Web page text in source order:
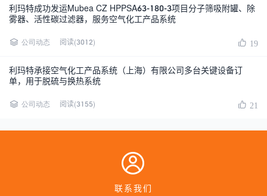
利玛特成功发运Mubea CZ HPPSA63-180-3项目分子筛吸附罐、除
雾器、活性碳过滤器，服务空气化工产品系统
公司动态 阅读(3012) 19
利玛特承接空气化工产品系统（上海）有限公司多台关键设备订
单，用于脱硫与换热系统
公司动态 阅读(3155) 21
联系我们